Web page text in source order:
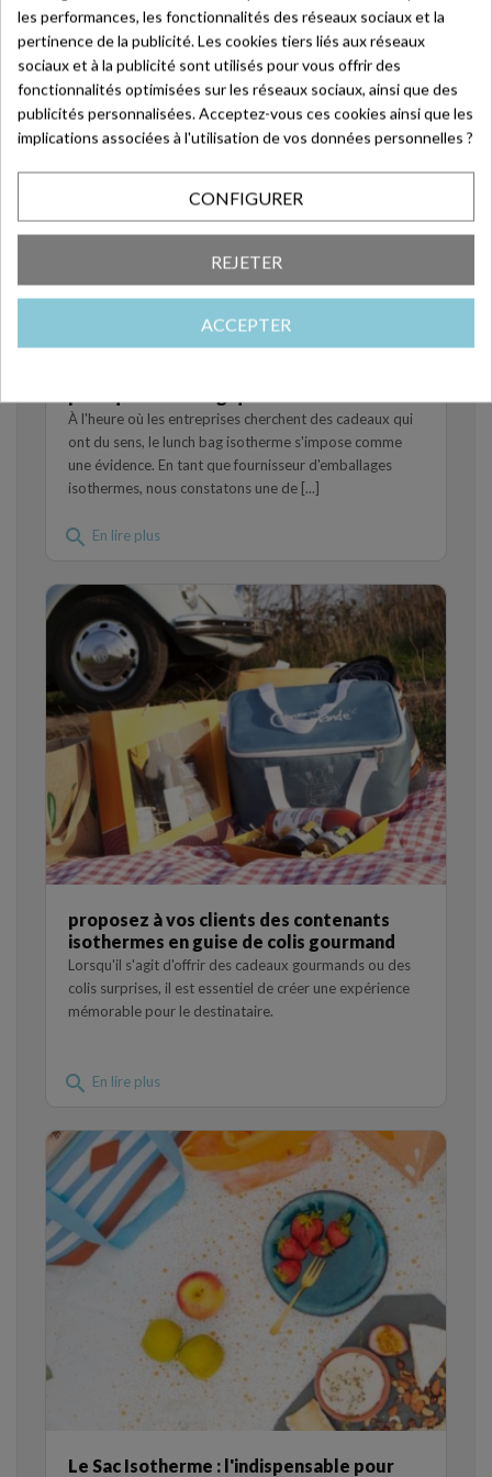
À l'heure où les entreprises cherchent des cadeaux qui
ont du sens, le lunch bag isotherme s'impose comme
une évidence. En tant que fournisseur d'emballages
isothermes, nous constatons une de [...]
search En lire plus
proposez à vos clients des contenants
isothermes en guise de colis gourmand
Lorsqu'il s'agit d'offrir des cadeaux gourmands ou des
colis surprises, il est essentiel de créer une expérience
mémorable pour le destinataire.
search En lire plus
Le Sac Isotherme : l'indispensable pour
les performances, les fonctionnalités des réseaux sociaux et la
pertinence de la publicité. Les cookies tiers liés aux réseaux
sociaux et à la publicité sont utilisés pour vous offrir des
fonctionnalités optimisées sur les réseaux sociaux, ainsi que des
publicités personnalisées. Acceptez-vous ces cookies ainsi que les
implications associées à l'utilisation de vos données personnelles ?
CONFIGURER
REJETER
ACCEPTER